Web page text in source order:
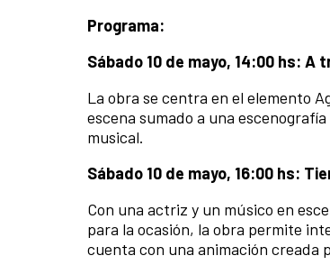
Programa:
Sábado 10 de mayo, 14:00 hs: A
La obra se centra en el elemento
escena sumado a una
musical.
Sábado 10 de mayo, 16:00 hs:
Con una actriz y un músico en
para la ocasión, la obra permite
cuenta con una animación creada